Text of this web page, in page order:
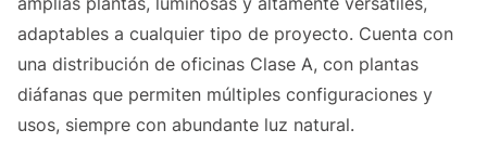
adaptables a cualquier tipo de proyecto. Cuenta con
una distribución de oficinas Clase A, con plantas
diáfanas que permiten múltiples configuraciones y
usos, siempre con abundante luz natural.